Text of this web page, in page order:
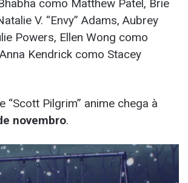
como Matthew Patel, Brie
V. “Envy” Adams, Aubrey
Powers, Ellen Wong como
Kendrick como Stacey
“Scott Pilgrim” anime chega à
novembro.